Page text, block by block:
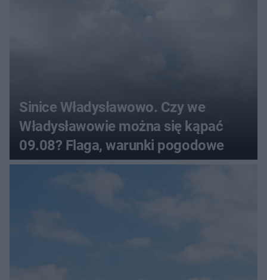
Sinice Władysławowo. Czy we
Władysławowie można się kąpać
09.08? Flaga, warunki pogodowe